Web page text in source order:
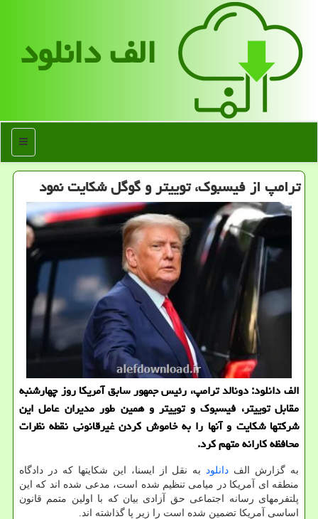
الف دانلود
منو
ترامپ از فیسبوك، توییتر و گوگل شكایت نمود
الف دانلود: دونالد ترامپ، رئیس جمهور سابق آمریکا روز چهارشنبه
مقابل توییتر، فیسبوک و توییتر و همین طور مدیران عامل این
شرکتها شکایت و آنها را به خاموش کردن غیرقانونی نقطه نظرات
محافظه کارانه متهم کرد.
به گزارش الف دانلود
به نقل از ایسنا، این شکایتها که در دادگاه
منطقه ای آمریکا در میامی تنظیم شده است، مدعی شده اند که این
پلتفرمهای رسانه اجتماعی حق آزادی بیان که با اولین متمم قانون
اساسی آمریکا تضمین شده است را زیر پا گذاشته اند.